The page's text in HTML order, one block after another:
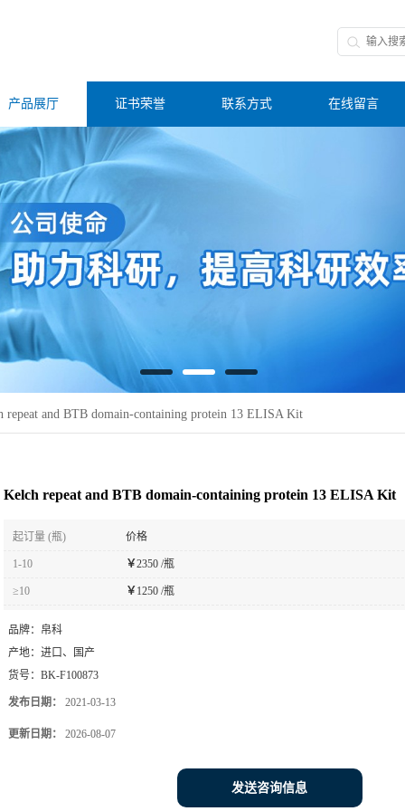
产品展厅 证书荣誉 联系方式 在线留言
repeat and BTB domain-containing protein 13 ELISA Kit
Kelch repeat and BTB domain-containing protein 13 ELISA Kit
起订量 (瓶) 价格
1-10 ￥2350 /瓶
≥10 ￥1250 /瓶
品牌： 帛科
产地： 进口、国产
货号： BK-F100873
发布日期： 2021-03-13
更新日期： 2026-08-07
发送咨询信息